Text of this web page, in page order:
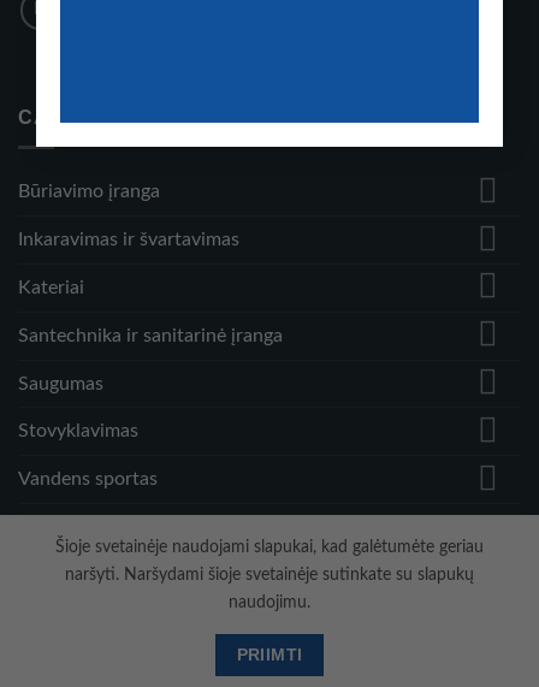
CATEGORIES
Būriavimo įranga
Inkaravimas ir švartavimas
Kateriai
Santechnika ir sanitarinė įranga
Saugumas
Stovyklavimas
Vandens sportas
Copyright 2026 ©Hidrodinamika
Šioje svetainėje naudojami slapukai, kad galėtumėte geriau
naršyti. Naršydami šioje svetainėje sutinkate su slapukų
naudojimu.
PRIIMTI